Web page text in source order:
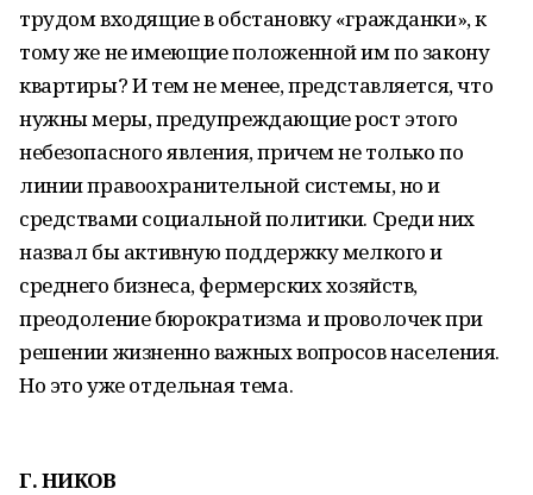
трудом входящие в обстановку «гражданки», к
тому же не имеющие положенной им по закону
квартиры? И тем не менее, представляется, что
нужны меры, предупреждающие рост этого
небезопасного явления, причем не только по
линии правоохранительной системы, но и
средствами социальной политики. Среди них
назвал бы активную поддержку мелкого и
среднего бизнеса, фермерских хозяйств,
преодоление бюрократизма и проволочек при
решении жизненно важных вопросов населения.
Но это уже отдельная тема.
Г. НИКОВ